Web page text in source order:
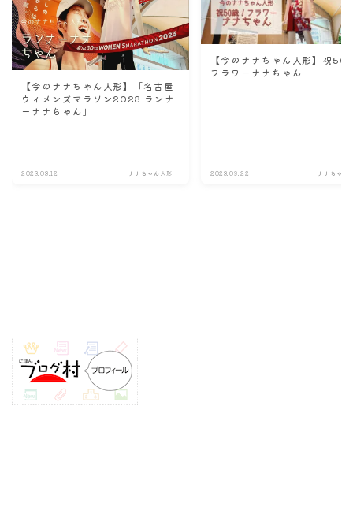
酒・食、時々、旅・舞台・着物𝓮𝓽𝓬. レジャックの外が見えるエ
レベーターが子供の頃の遊び場だった管理人が名古屋を中心に
綴る日記ブログ。 最近は夫や友人と旅やホテルステイも楽しみ
つつ、完全同居型二世帯住宅に住む子なし夫婦です。